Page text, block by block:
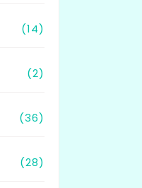
(14)
(2)
(36)
(28)